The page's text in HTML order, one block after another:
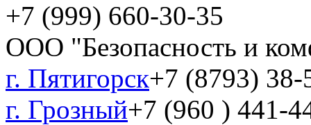
+7 (999) 660-30-35
ООО "Безопасность и
г. Пятигорск+7 (8793) 38-
г. Грозный+7 (960 ) 441-